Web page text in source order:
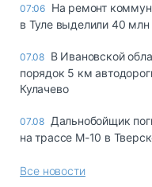
07:06 На ремонт
в Туле выделили 40 млн
07.08 В Ивановской
порядок 5 км
Кулачево
07.08 Дальнобойщик
на трассе М-10 в
Все новости